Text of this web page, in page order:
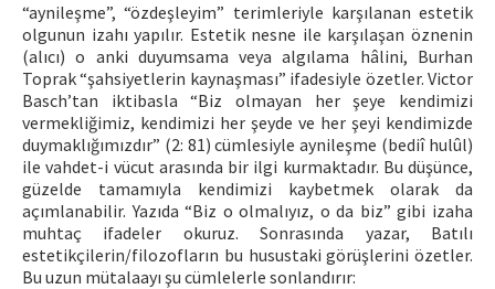
“aynileşme”, “özdeşleyim” terimleriyle karşılanan estetik
olgunun izahı yapılır. Estetik nesne ile karşılaşan öznenin
(alıcı) o anki duyumsama veya algılama hâlini, Burhan
Toprak “şahsiyetlerin kaynaşması” ifadesiyle özetler. Victor
Basch’tan iktibasla “Biz olmayan her şeye kendimizi
vermekliğimiz, kendimizi her şeyde ve her şeyi kendimizde
duymaklığımızdır” (2: 81) cümlesiyle aynileşme (bediî hulûl)
ile vahdet-i vücut arasında bir ilgi kurmaktadır. Bu düşünce,
güzelde tamamıyla kendimizi kaybetmek olarak da
açımlanabilir. Yazıda “Biz o olmalıyız, o da biz” gibi izaha
muhtaç ifadeler okuruz. Sonrasında yazar, Batılı
estetikçilerin/filozofların bu husustaki görüşlerini özetler.
Bu uzun mütalaayı şu cümlelerle sonlandırır: